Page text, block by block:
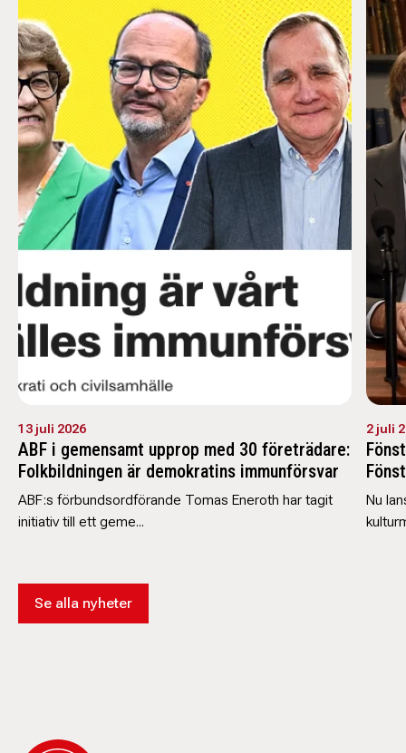
13 juli 2026
ABF i gemensamt upprop med 30 företrädare:
Folkbildningen är demokratins immunförsvar
ABF:s förbundsordförande Tomas Eneroth har tagit
initiativ till ett geme...
2 juli
Nu
Se alla nyheter